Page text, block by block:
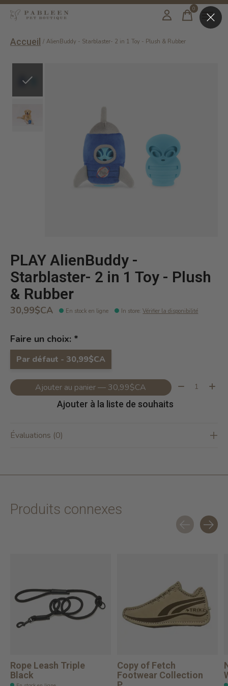
0items
Accueil / AlienBuddy - Starblaster- 2 in 1 Toy - Plush & Rubber
PLAY AlienBuddy -
Starblaster- 2 in 1 Toy - Plush
& Rubber
30,99$CA En stock en ligne In store:Vérifier la disponibilité
Faire un choix: *
Par défaut - 30,99$CA
Ajouter au panier — 30,99$CA Quantité:
Ajouter à la liste de souhaits
Évaluations (0)
Produits connexes
Rope Leash Triple
Black
Copy of Fetch
Footwear Collection